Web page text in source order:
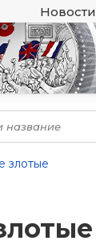
Новости
злотые